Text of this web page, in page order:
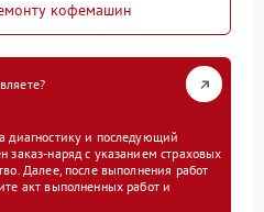
кофемашин
диагностику и последующий
заказ-наряд с указанием страховых
Далее, после выполнения работ
акт выполненных работ и